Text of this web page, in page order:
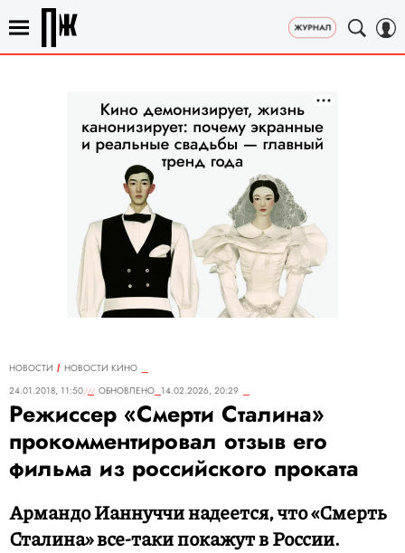
НОВОСТИ
НОВОСТИ КИНО
24.01.2018, 11:50
ОБНОВЛЕНО 14.02.2026, 20:29
Режиссер «Смерти Сталина»
прокомментировал отзыв его
фильма из российского проката
Армандо Ианнуччи надеется, что «Смерть
Сталина» все-таки покажут в России.